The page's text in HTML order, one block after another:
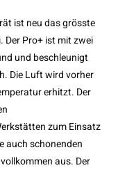
ist neu das grösste
Der Pro+ ist mit zwei
und beschleunigt
Die Luft wird vorher
erhitzt. Der
zum Einsatz
auch schonenden
aus. Der